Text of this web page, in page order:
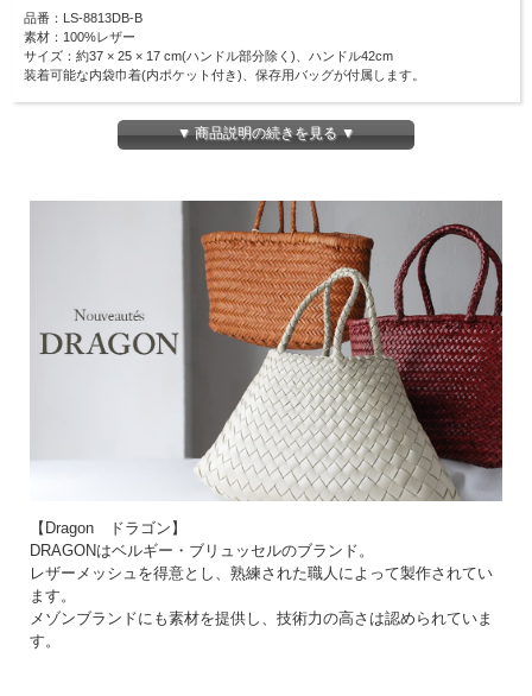
品番：LS-8813DB-B
素材：100%レザー
サイズ：約37 × 25 × 17 cm(ハンドル部分除く)、ハンドル42cm
装着可能な内袋巾着(内ポケット付き)、保存用バッグが付属します。
事で1点1点作成されています。
革製品ならではの丈夫さと、DRAGON社の技術で軽さも実現しています。
1点1点手作りのため、掲載サイズと異なる場合がございます。
撮影時の光加減により、画像と実物の色等異なる場合がございます。予めご了承下
バッグに付いている紙タグはビンテージ感を出すための加工が施されています。
革は染料や顔料を使って染色しています。これらの染料は水に溶けやすいため、雨
の日や気温・湿度が高く汗をかきやすい日には、色落ち・色移りのリスクが高まり
湿度の高い日には、なるべく革が濡れないように注意しながらお使いいただく、ま
たは薄い色（白など）の洋服は避け、濃い色の洋服を合わせていただくと、万一色
が移った場合でも目立ちません。
ングすると、多少の色落ちを抑える効果があります。
▼ 商品説明の続きを見る ▼
【Dragon ドラゴン】
DRAGONはベルギー・ブリュッセルのブランド。
レザーメッシュを得意とし、熟練された職人によって製作されてい
ます。
メゾンブランドにも素材を提供し、技術力の高さは認められていま
す。